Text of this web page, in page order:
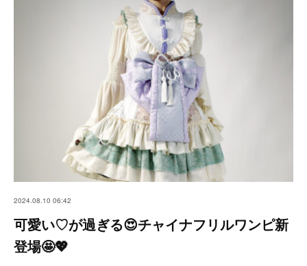
2024.08.10 06:42
可愛い♡が過ぎる😍チャイナフリルワンピ新
登場🤩💖